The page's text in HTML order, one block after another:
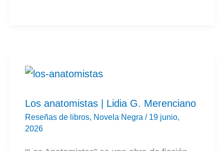
Los anatomistas | Lidia G. Merenciano
Reseñas de libros, Novela Negra / 19 junio,
2026